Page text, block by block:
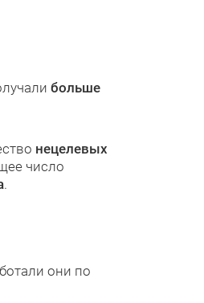
больше
нецелевых
число
.
они по